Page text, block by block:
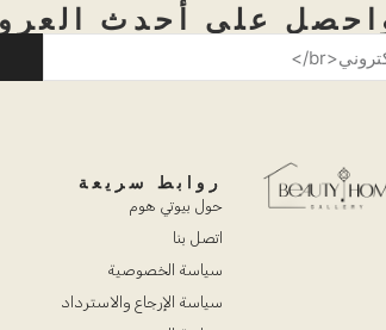
على أحدث
روابط سريعة
حول بيوتي هوم
اتصل بنا
سياسة الخصوصية
سياسة الإرجاع والاسترداد